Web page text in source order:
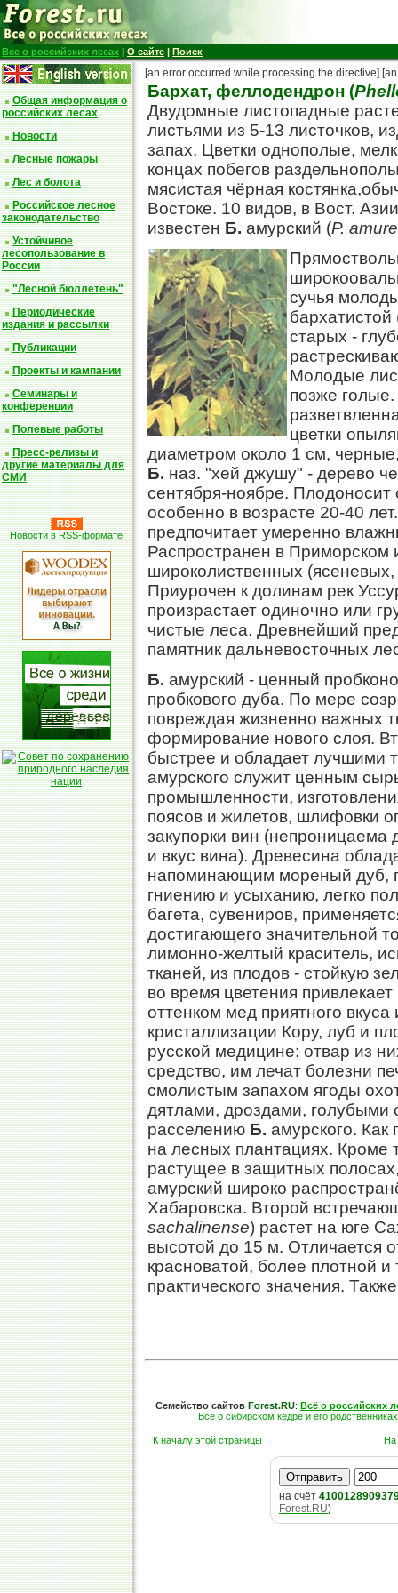
Все о российских лесах | О сайте | Поиск
Общая информация о
российских лесах
Новости
Лесные пожары
Лес и болота
Российское лесное
законодательство
Устойчивое
лесопользование в
России
"Лесной бюллетень"
Периодические
издания и рассылки
Публикации
Проекты и кампании
Семинары и
конференции
Полевые работы
Пресс-релизы и
другие материалы для
СМИ
Новости в RSS-формате
[an error occurred while processing the directive]
Бархат, феллодендрон (
Двудомные листопадные
листьями из 5-13 листочков,
запах. Цветки однополые,
концах побегов
мясистая чёрная
Востоке. 10 видов, в Вост.
известен Б. амурский (Р.
сучья
бархатистой
старых -
Молодые
позже
цветки
диаметром около 1 см,
Б. наз. "хей джушу" - дерево
сентября-ноябре. Плодоносит
особенно в возрасте 20-40
предпочитает умеренно
Распространен в Приморском
широколиственных
Приурочен к долинам рек
произрастает одиночно или
чистые леса. Древнейший
памятник дальневосточных
Б. амурский - ценный
пробкового дуба. По мере
повреждая жизненно важных
формирование нового слоя.
быстрее и обладает лучшими
амурского служит ценным
промышленности,
поясов и жилетов, шлифовки
закупорки вин (непроницаема
и вкус вина). Древесина
напоминающим мореный дуб,
гниению и усыханию, легко
багета, сувениров,
достигающего значительной
лимонно-желтый краситель,
тканей, из плодов - стойкую
во время цветения
оттенком мед приятного
кристаллизации Кору, луб и
русской медицине: отвар из
средство, им лечат болезни
смолистым запахом ягоды
дятлами, дроздами,
расселению Б. амурского.
на лесных плантациях. Кроме
растущее в защитных
амурский широко
Хабаровска. Второй
sachalinense) растет на юге
высотой до 15 м. Отличается
красноватой, более плотной
практического значения.
Семейство сайтов Forest.RU: Всё о российских
Всё о сибирском кедре и его родственниках
К началу этой страницы На
на счёт
Forest.RU)